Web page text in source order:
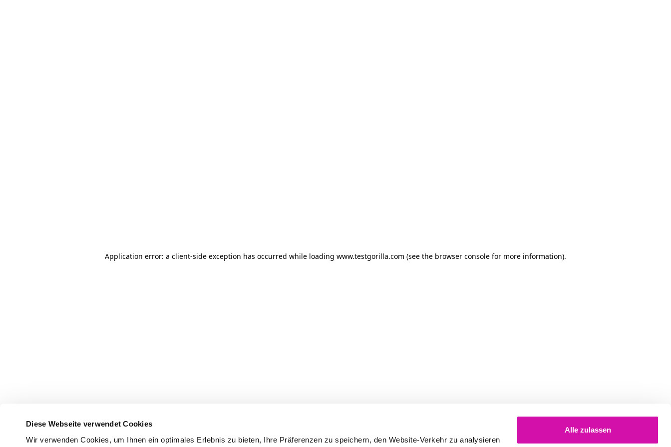
Diese Webseite verwendet Cookies
Wir verwenden Cookies, um Ihnen ein optimales Erlebnis zu bieten, Ihre Präferenzen zu speichern, den Website-Verkehr zu analysieren
Alle zulassen
Application error: a client-side exception has occurred while loading www.testgorilla.com (see the browser console for more information).